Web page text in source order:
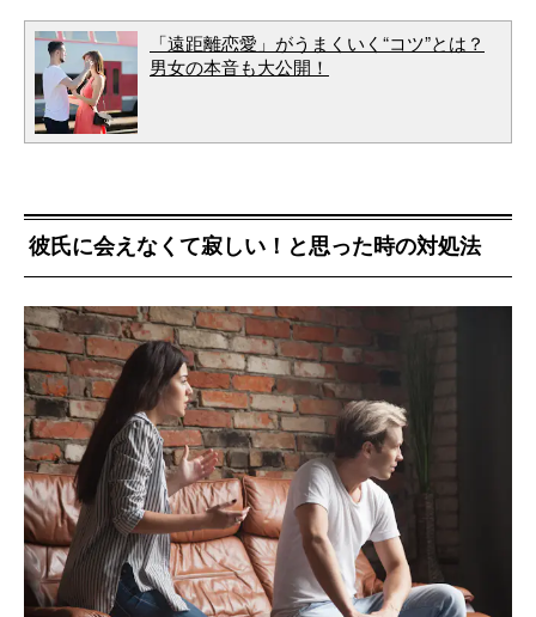
「遠距離恋愛」がうまくいく“コツ”とは？
男女の本音も大公開！
彼氏に会えなくて寂しい！と思った時の対処法